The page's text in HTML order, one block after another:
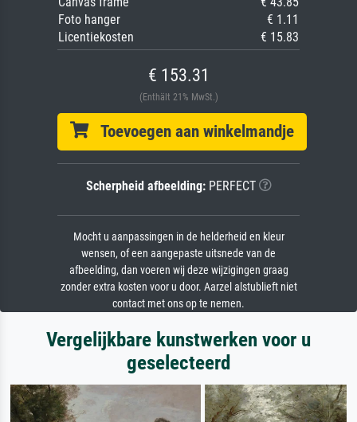
Foto hanger
€ 1.11
Licentiekosten
€ 15.83
€ 153.31
(Enthält 21% MwSt.)
Toevoegen aan winkelmandje
Scherpheid afbeelding:PERFECT
Mocht u aanpassingen in de helderheid en kleur
wensen, of een aangepaste uitsnede van de
afbeelding, dan voeren wij deze wijzigingen graag
zonder extra kosten voor u door. Aarzel alstublieft niet
contact met ons op te nemen.
Vergelijkbare kunstwerken voor u
geselecteerd